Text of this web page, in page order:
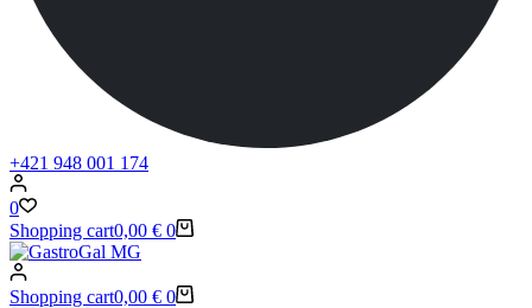
+421 948 001 174
0
Shopping cart0,00 € 0
Shopping cart0,00 € 0